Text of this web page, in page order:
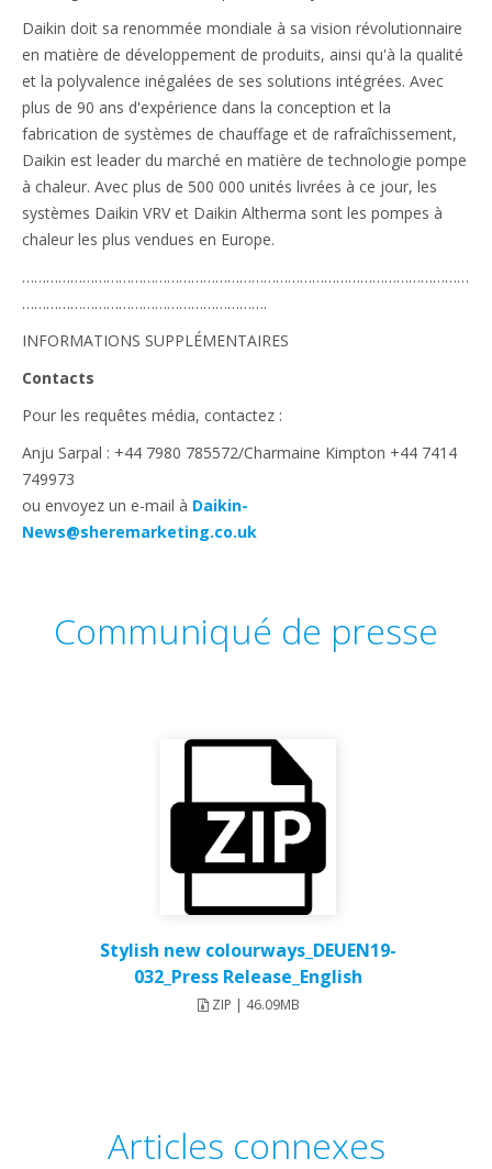
Daikin doit sa renommée mondiale à sa vision révolutionnaire
en matière de développement de produits, ainsi qu'à la qualité
et la polyvalence inégalées de ses solutions intégrées. Avec
plus de 90 ans d'expérience dans la conception et la
fabrication de systèmes de chauffage et de rafraîchissement,
Daikin est leader du marché en matière de technologie pompe
à chaleur. Avec plus de 500 000 unités livrées à ce jour, les
systèmes Daikin VRV et Daikin Altherma sont les pompes à
chaleur les plus vendues en Europe.
…………………………………………………………………………………………………
…………………………………………………….
INFORMATIONS SUPPLÉMENTAIRES
Contacts
Pour les requêtes média, contactez :
Anju Sarpal : +44 7980 785572/Charmaine Kimpton +44 7414
749973
ou envoyez un e-mail à Daikin-
News@sheremarketing.co.uk
Communiqué de presse
Stylish new colourways_DEUEN19-
032_Press Release_English
ZIP | 46.09MB
Articles connexes